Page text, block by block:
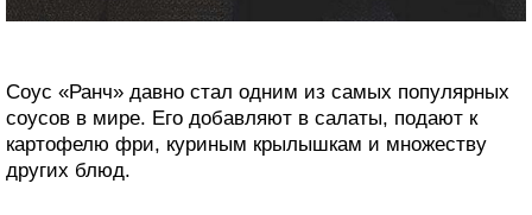
Соус «Ранч» давно стал одним из самых популярных
соусов в мире. Его добавляют в салаты, подают к
картофелю фри, куриным крылышкам и множеству
других блюд.